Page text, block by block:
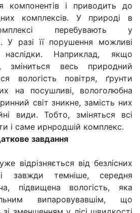
компонентів і приводить до
комплексів. У природі в
перебувають у
У разі її порушення можливі
наслідки. Наприклад, якщо
зміниться весь природний
вологість повітря, ґрунти
на посушливі, вологолюбна
світ зникне, замість них
види. Тобто, зміняться всі
і саме ирнродшій комплекс.
завдання
відрізняється від безлісних
завжди темніше, середня
підвищена вологість, яка
випаровувавшім, що